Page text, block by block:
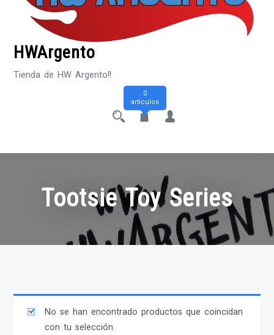
HWArgento
Tienda de HW Argento!!
0
artículos
Tootsie Toy Series
No se han encontrado productos que coincidan
con tu selección.